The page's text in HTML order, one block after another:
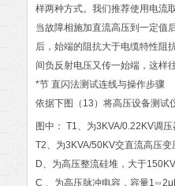
样两种方式。我们推荐使用电流
当故障相施加直流高压到一定值
后，始端的阻抗大于电缆特性阻
间负反射电压又传一始端，这样
*节 直闪法测试连线与操作步骤
依据下图（13）将高压设备测试
图中： T1、为3KVA/0.22KV调压
T2、为3KVA/50KV交直流高压变
D、为高压整流硅堆，大于
C 、为高压脉冲电容，容量